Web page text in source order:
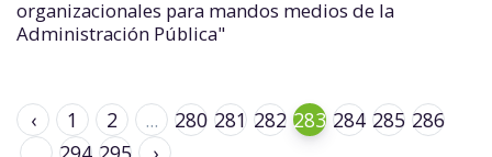
organizacionales para mandos medios de la
Administración Pública"
‹ 1 2 ... 280 281 282 283 284 285 286